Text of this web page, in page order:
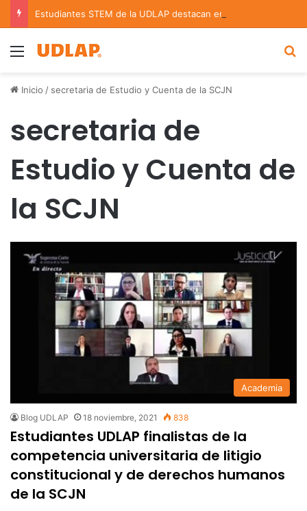
Menu
Inicio / secretaria de Estudio y Cuenta de la SCJN
secretaria de
Estudio y Cuenta de
la SCJN
Academia
Blog UDLAP 18 noviembre, 2021 838
Estudiantes UDLAP finalistas de la
competencia universitaria de litigio
constitucional y de derechos humanos
de la SCJN